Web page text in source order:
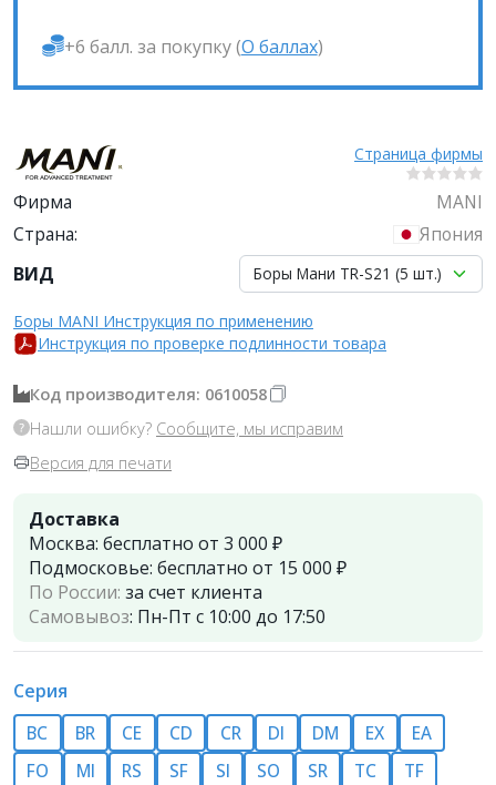
+6 балл. за покупку (О баллах)
Страница фирмы
Фирма
MANI
Страна:
Япония
ВИД
Боры Мани TR-S21 (5 шт.)
Боры MANI Инструкция по применению
Инструкция по проверке подлинности товара
Код производителя: 0610058
Нашли ошибку? Сообщите, мы исправим
Версия для печати
Доставка
Москва: бесплатно от 3 000 ₽
Подмосковье: бесплатно от 15 000 ₽
По России: за счет клиента
Самовывоз: Пн-Пт с 10:00 до 17:50
Серия
BC BR CE CD СR DI DM EX
EA
FO
MI RS SF SI SO SR TC
TF